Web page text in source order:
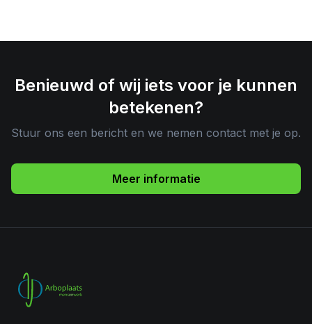
Benieuwd of wij iets voor je kunnen
betekenen?
Stuur ons een bericht en we nemen contact met je op.
Meer informatie